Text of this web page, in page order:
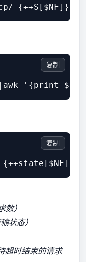
复制
复制
）
状态）
超时结束的请求